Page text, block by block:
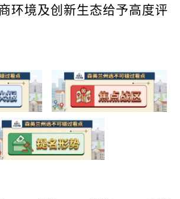
环境及创新生态给予高度评